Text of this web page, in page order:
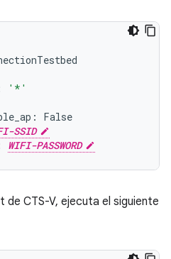
'*'
SSID
WIFI-PASSWORD
de CTS-V, ejecuta el siguiente